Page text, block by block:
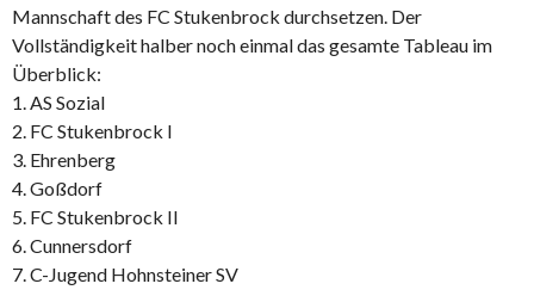
Mannschaft des FC Stukenbrock durchsetzen. Der
Vollständigkeit halber noch einmal das gesamte Tableau im
Überblick:
1. AS Sozial
2. FC Stukenbrock I
3. Ehrenberg
4. Goßdorf
5. FC Stukenbrock II
6. Cunnersdorf
7. C-Jugend Hohnsteiner SV